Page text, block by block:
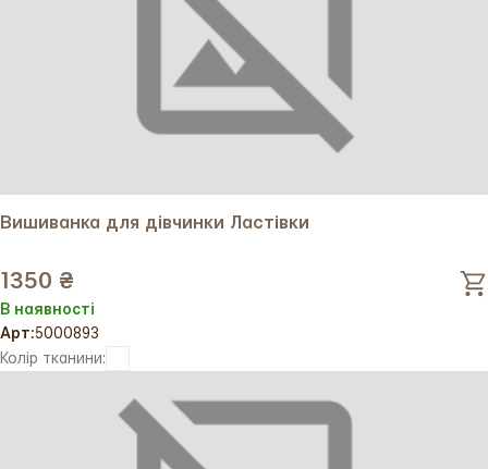
Вишиванка для дівчинки Ластівки
1350 ₴
В наявності
Арт:5000893
Колір тканини: